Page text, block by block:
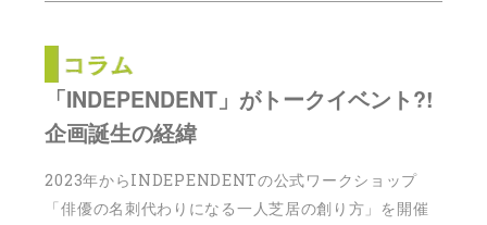
「INDEPENDENT」がトークイベント?!
企画誕生の経緯
2023年からINDEPENDENTの公式ワークショップ
「俳優の名刺代わりになる一人芝居の創り方」を開催